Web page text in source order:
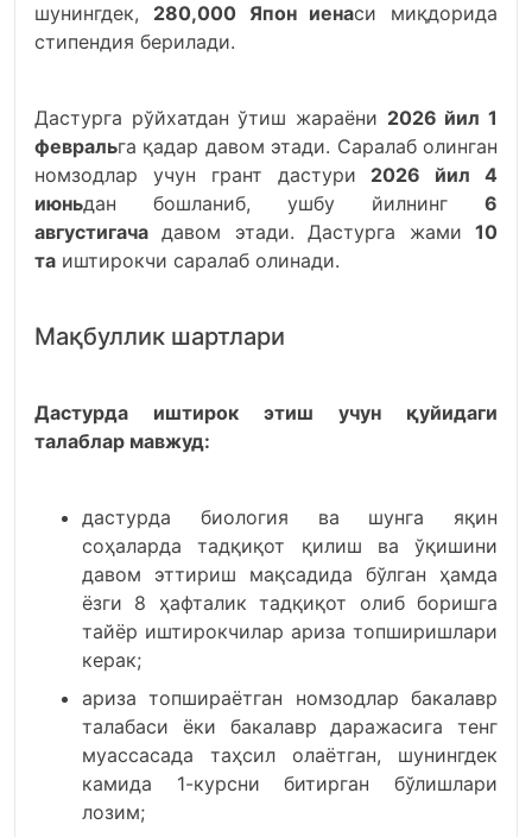
шунингдек, 280,000 Япон иенаси миқдорида
стипендия берилади.
Дастурга рўйхатдан ўтиш жараёни 2026 йил 1
февральга қадар давом этади. Саралаб олинган
номзодлар учун грант дастури 2026 йил 4
июньдан бошланиб, ушбу йилнинг 6
августигача давом этади. Дастурга жами 10
та иштирокчи саралаб олинади.
Мақбуллик шартлари
Дастурда иштирок этиш учун қуйидаги
талаблар мавжуд:
дастурда биология ва шунга яқин
соҳаларда тадқиқот қилиш ва ўқишини
давом эттириш мақсадида бўлган ҳамда
ёзги 8 ҳафталик тадқиқот олиб боришга
тайёр иштирокчилар ариза топширишлари
керак;
ариза топшираётган номзодлар бакалавр
талабаси ёки бакалавр даражасига тенг
муассасада таҳсил олаётган, шунингдек
камида 1-курсни битирган бўлишлари
лозим;